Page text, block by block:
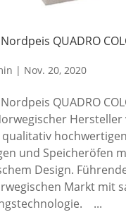
QUADRO
| Nov. 20, 2020
QUADRO
Hersteller
hochwertigen
und Speicheröfen
Design.
Markt mit
...